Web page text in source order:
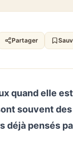
Partager
quand elle est
souvent des
déjà pensés